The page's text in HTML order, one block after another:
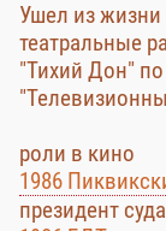
Ушел из жизни
театральные
"Тихий Дон"
роли в кино
1986
президент суда